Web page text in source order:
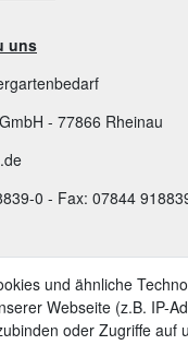
uns
- 77866 Rheinau
0 - Fax: 07844
und ähnliche
Webseite (z.B. IP-
oder Zugriffe